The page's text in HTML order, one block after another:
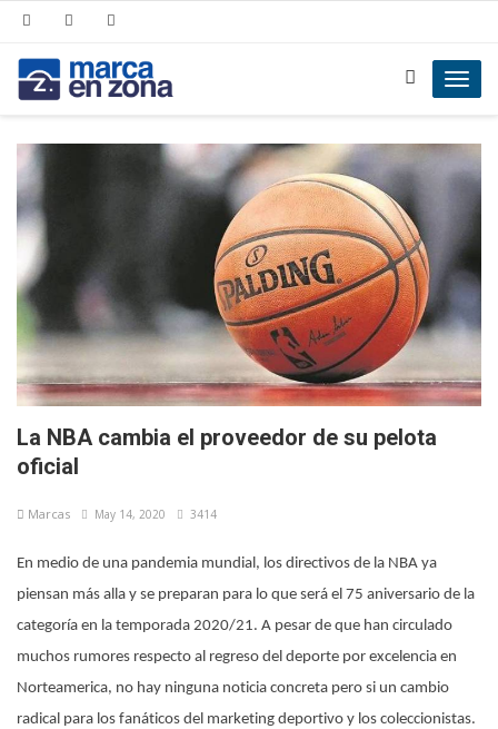
La NBA cambia el proveedor de su pelota
oficial
Marcas May 14, 2020 3414
En medio de una pandemia mundial, los directivos de la NBA ya
piensan más alla y se preparan para lo que será el 75 aniversario de la
categoría en la temporada 2020/21. A pesar de que han circulado
muchos rumores respecto al regreso del deporte por excelencia en
Norteamerica, no hay ninguna noticia concreta pero si un cambio
radical para los fanáticos del marketing deportivo y los coleccionistas.